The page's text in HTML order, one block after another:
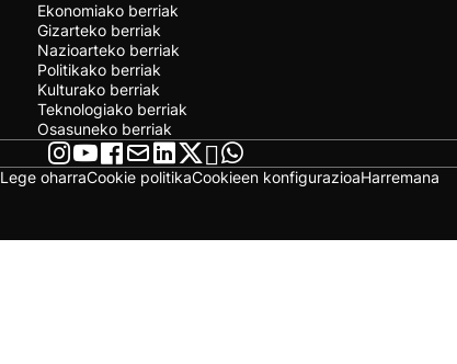
Ekonomiako berriak
Gizarteko berriak
Nazioarteko berriak
Politikako berriak
Kulturako berriak
Teknologiako berriak
Osasuneko berriak
Lege oharraCookie politikaCookieen konfigurazioaHarremana